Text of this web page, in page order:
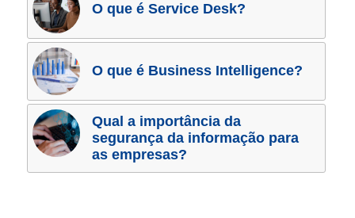
O que é Service Desk?
O que é Business Intelligence?
Qual a importância da
segurança da informação para
as empresas?